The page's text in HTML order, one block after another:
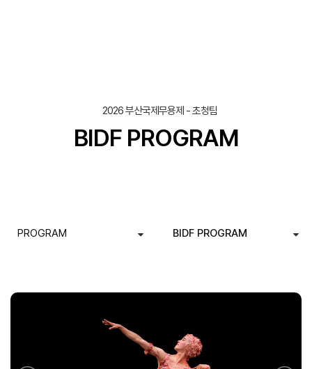
2026 부산국제무용제 - 초청팀
BIDF PROGRAM
PROGRAM BIDF PROGRAM